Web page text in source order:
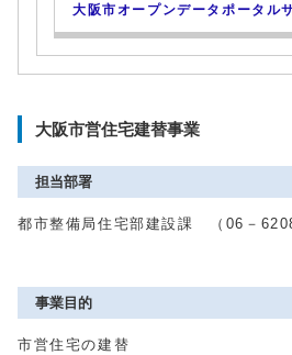
大阪市オープンデータポータル
大阪市営住宅建替事業
担当部署
都市整備局住宅部建設課 （06－
事業目的
市営住宅の建替